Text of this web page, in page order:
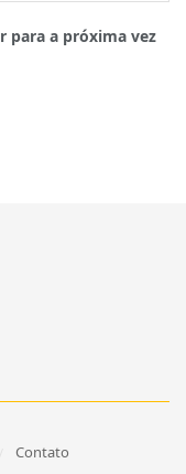
para a próxima vez
Contato